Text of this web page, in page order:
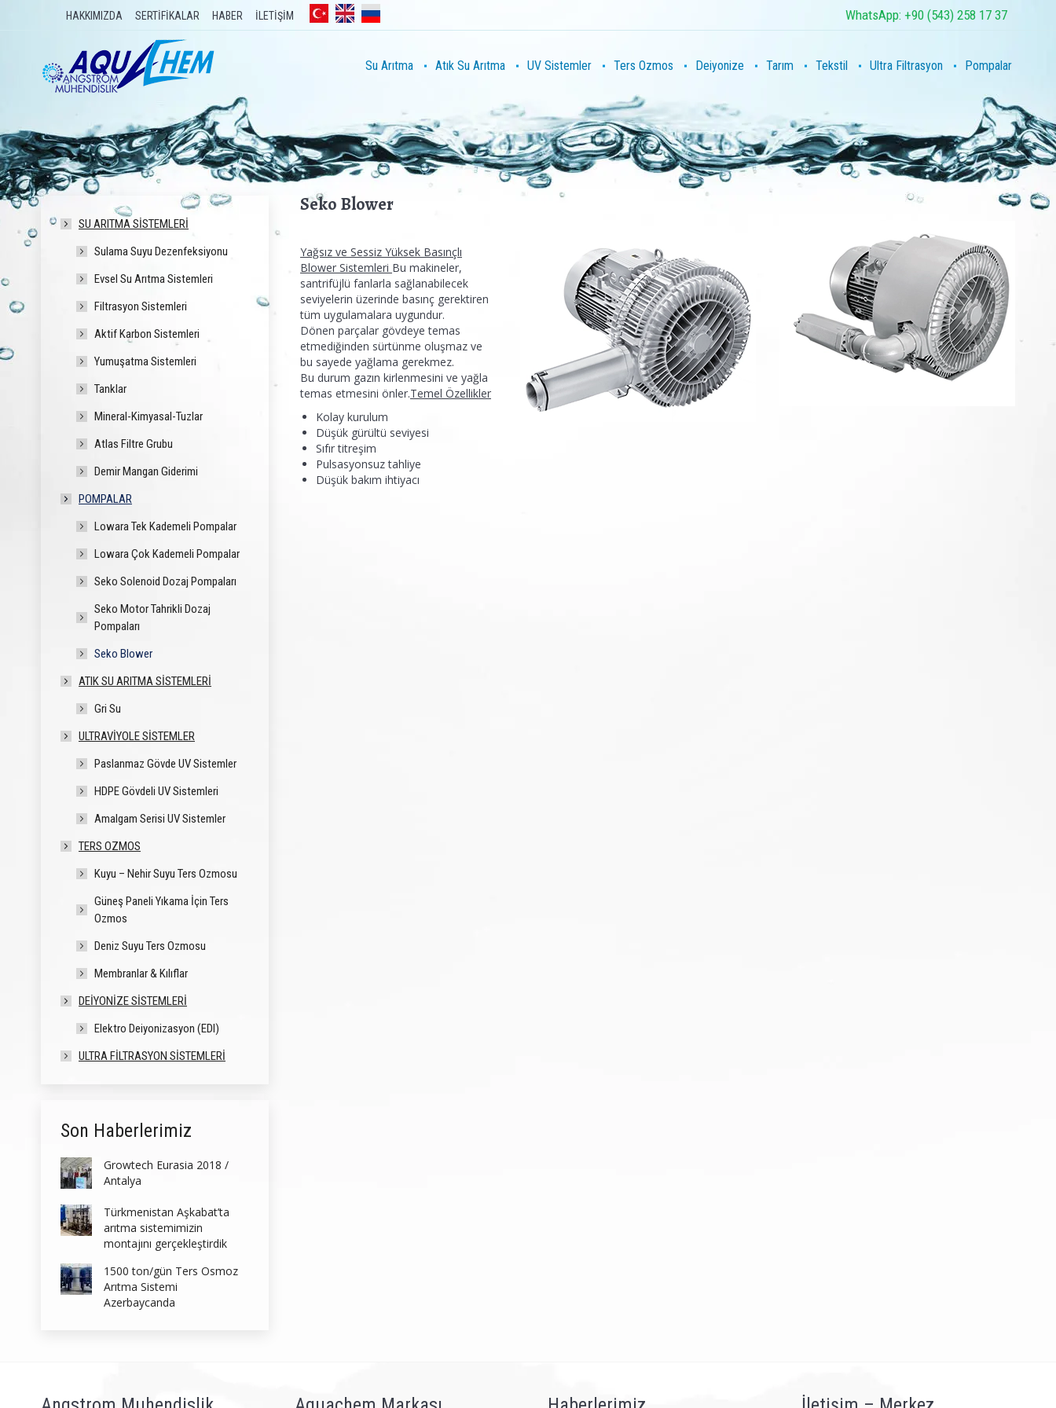
HAKKIMIZDA SERTİFİKALAR HABER İLETİŞİM WhatsApp: +90 (543) 258 17 37
Su Arıtma Atık Su Arıtma UV Sistemler Ters Ozmos Deiyonize Tarım Tekstil Ultra Filtrasyon Pompalar
Seko Blower
Yağsız ve Sessiz Yüksek Basınçlı
Blower Sistemleri Bu makineler,
santrifüjlü fanlarla sağlanabilecek
seviyelerin üzerinde basınç gerektiren
tüm uygulamalara uygundur.
Dönen parçalar gövdeye temas
etmediğinden sürtünme oluşmaz ve
bu sayede yağlama gerekmez.
Bu durum gazın kirlenmesini ve yağla
temas etmesini önler.Temel Özellikler
Kolay kurulum
Düşük gürültü seviyesi
Sıfır titreşim
Pulsasyonsuz tahliye
Düşük bakım ihtiyacı
SU ARITMA SISTEMLERI
Sulama Suyu Dezenfeksiyonu
Evsel Su Arıtma Sistemleri
Filtrasyon Sistemleri
Aktif Karbon Sistemleri
Yumuşatma Sistemleri
Tanklar
Mineral-Kimyasal-Tuzlar
Atlas Filtre Grubu
Demir Mangan Giderimi
POMPALAR
Lowara Tek Kademeli Pompalar
Lowara Çok Kademeli Pompalar
Seko Solenoid Dozaj Pompaları
Seko Motor Tahrikli Dozaj
Pompaları
Seko Blower
ATIK SU ARITMA SISTEMLERI
Gri Su
ULTRAVIYOLE SISTEMLER
Paslanmaz Gövde UV Sistemler
HDPE Gövdeli UV Sistemleri
Amalgam Serisi UV Sistemler
TERS OZMOS
Kuyu – Nehir Suyu Ters Ozmosu
Güneş Paneli Yıkama İçin Ters
Ozmos
Deniz Suyu Ters Ozmosu
Membranlar & Kılıflar
DEIYONIZE SISTEMLERI
Elektro Deiyonizasyon (EDI)
ULTRA FILTRASYON SISTEMLERI
Son Haberlerimiz
Growtech Eurasia 2018 /
Antalya
Türkmenistan Aşkabat’ta
arıtma sistemimizin
montajını gerçekleştirdik
1500 ton/gün Ters Osmoz
Arıtma Sistemi
Azerbaycanda